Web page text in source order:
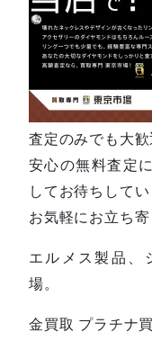
査定のみでも大歓
安心の無料査定
してお待ちしてい
お気軽にお立ち寄
エルメス製品、
場。
金買取 プラチナ